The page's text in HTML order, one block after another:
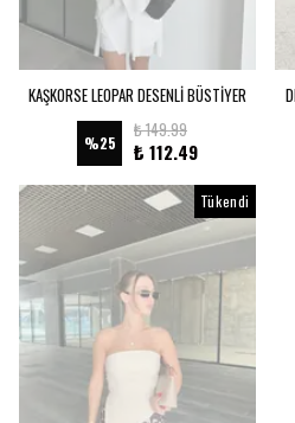
KAŞKORSE LEOPAR DESENLİ BÜSTİYER
%25
₺ 149.99
₺ 112.49
Tükendi